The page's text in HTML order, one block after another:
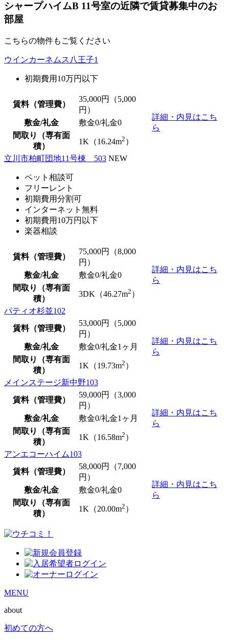
シャープハイムB 11号室の近隣で賃貸募集中のお
部屋
こちらの物件もご覧ください
ウインカーネムス八王子1
初期費用10万円以下
賃料（管理費）
35,000円（5,000
円）
詳細・内見はこち
ら
敷金/礼金 敷金0/礼金0
間取り（専有面
積）
1K（16.24m2 ）
立川市柏町団地11号棟 503 NEW
ペット相談可
フリーレント
初期費用分割可
インターネット無料
初期費用10万円以下
楽器相談
賃料（管理費）
75,000円（8,000
円）
詳細・内見はこち
ら
敷金/礼金 敷金0/礼金0
間取り（専有面
積）
3DK（46.27m2 ）
パティオ杉並102
賃料（管理費）
53,000円（5,000
円）
詳細・内見はこち
ら
敷金/礼金 敷金0/礼金1ヶ月
間取り（専有面
積）
1K（19.73m2 ）
メインステージ新中野103
賃料（管理費）
59,000円（3,000
円）
詳細・内見はこち
ら
敷金/礼金 敷金0/礼金1ヶ月
間取り（専有面
積）
1K（16.58m2 ）
アンエコーハイム103
賃料（管理費）
58,000円（7,000
円）
詳細・内見はこち
ら
敷金/礼金 敷金0/礼金0
間取り（専有面
積）
1K（20.00m2 ）
MENU
about
初めての方へ